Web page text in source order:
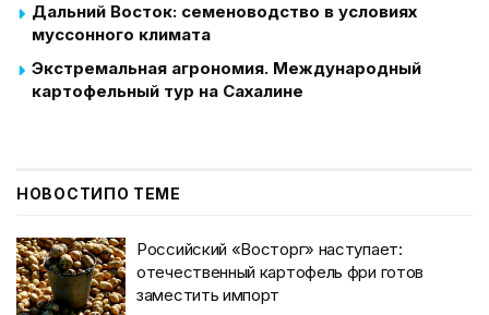
Дальний Восток: семеноводство в условиях
муссонного климата
Экстремальная агрономия. Международный
картофельный тур на Сахалине
НОВОСТИПО ТЕМЕ
Российский «Восторг» наступает:
отечественный картофель фри готов
заместить импорт